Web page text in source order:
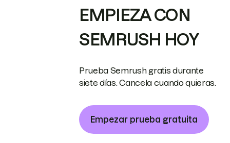
EMPIEZA CON
SEMRUSH HOY
Prueba Semrush gratis durante
siete días. Cancela cuando quieras.
Empezar prueba gratuita